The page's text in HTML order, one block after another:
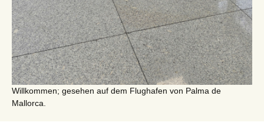
Willkommen; gesehen auf dem Flughafen von Palma de
Mallorca.